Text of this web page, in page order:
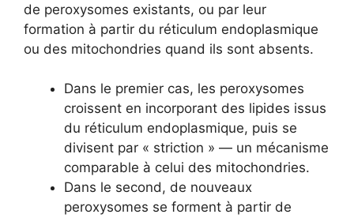
de peroxysomes existants, ou par leur
formation à partir du réticulum endoplasmique
ou des mitochondries quand ils sont absents.
Dans le premier cas, les peroxysomes
croissent en incorporant des lipides issus
du réticulum endoplasmique, puis se
divisent par « striction » — un mécanisme
comparable à celui des mitochondries.
Dans le second, de nouveaux
peroxysomes se forment à partir de